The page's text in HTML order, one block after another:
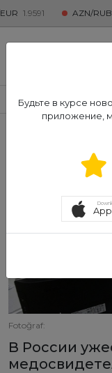
1.9591 AZN/RUB
СОЦИАЛЬНЫЕ
Fotoğraf:
В России
Будьте в курсе
приложение,